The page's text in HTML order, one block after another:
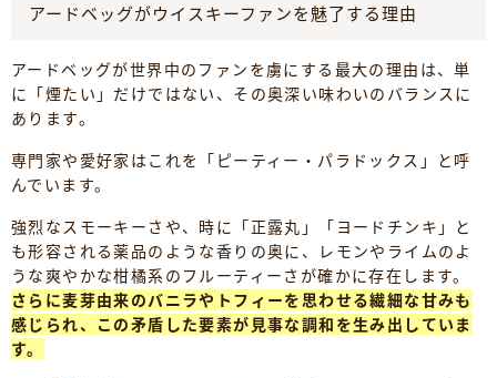
アードベッグがウイスキーファンを魅了する理由
アードベッグが世界中のファンを虜にする最大の理由は、単
に「煙たい」だけではない、その奥深い味わいのバランスに
あります。
専門家や愛好家はこれを「ピーティー・パラドックス」と呼
んでいます。
強烈なスモーキーさや、時に「正露丸」「ヨードチンキ」と
も形容される薬品のような香りの奥に、レモンやライムのよ
うな爽やかな柑橘系のフルーティーさが確かに存在します。
さらに麦芽由来のバニラやトフィーを思わせる繊細な甘みも
感じられ、この矛盾した要素が見事な調和を生み出していま
す。